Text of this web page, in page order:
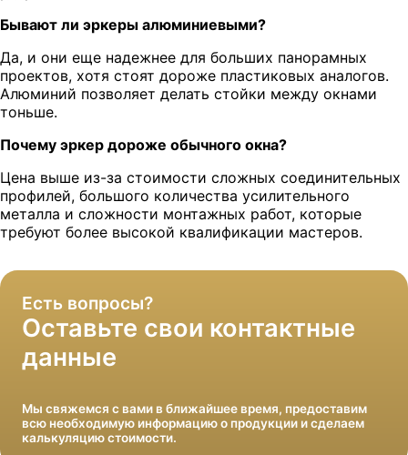
Бывают ли эркеры алюминиевыми?
Да, и они еще надежнее для больших панорамных
проектов, хотя стоят дороже пластиковых аналогов.
Алюминий позволяет делать стойки между окнами
тоньше.
Почему эркер дороже обычного окна?
Цена выше из-за стоимости сложных соединительных
профилей, большого количества усилительного
металла и сложности монтажных работ, которые
требуют более высокой квалификации мастеров.
Доставим в целости и с гарантией
Устоновим окна и уберем за собой
Есть вопросы?
Оставьте свои контактные
данные
Мы свяжемся с вами в ближайшее время, предоставим
всю необходимую информацию о продукции и сделаем
калькуляцию стоимости.